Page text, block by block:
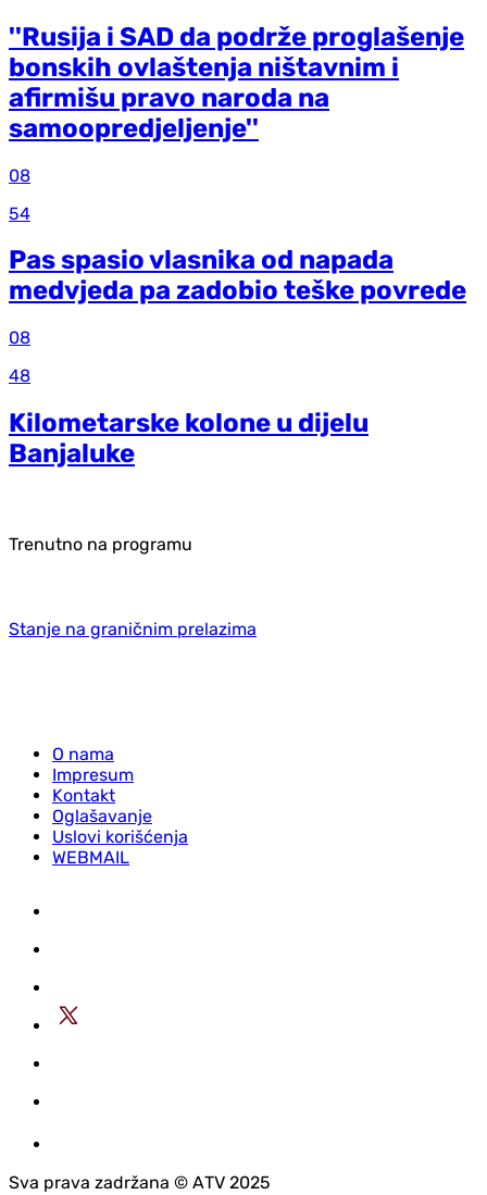
''Rusija i SAD da podrže proglašenje
bonskih ovlaštenja ništavnim i
afirmišu pravo naroda na
samoopredjeljenje''
08
54
Pas spasio vlasnika od napada
medvjeda pa zadobio teške povrede
08
48
Kilometarske kolone u dijelu
Banjaluke
Trenutno na programu
Stanje na graničnim prelazima
O nama
Impresum
Kontakt
Oglašavanje
Uslovi korišćenja
WEBMAIL
Sva prava zadržana © АTV 2025